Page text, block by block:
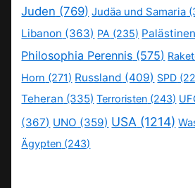
Juden (769) Judäa und Samaria
Libanon (363) PA (235)
Philosophia Perennis (575)
Horn (271) Russland (409) SPD
Teheran (335) Terroristen (243)
(367) UNO (359) USA (1214)
Ägypten (243)